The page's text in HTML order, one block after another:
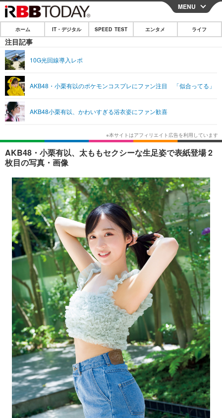
CLOSE
ホーム
IT・デジタル
ショッピング その他
SPEED TEST
エンタメ
エンタメTOP 映画・ドラマ
韓国・芸能
音楽 スポーツ
ショッピング その他
ライフ
ライフTOP グルメ
ペット ショッピング
その他
リリース一覧
プッシュ通知の停止方法
MENU
ホーム IT・デジタル SPEED TEST エンタメ ライフ
注目記事
10G光回線導入レポ
AKB48・小栗有以のポケモンコスプレにファン注目 「似合ってる」
AKB48小栗有以、かわいすぎる浴衣姿にファン歓喜
AKB48・小栗有以、太ももセクシーな生足姿で表紙登場 2
枚目の写真・画像